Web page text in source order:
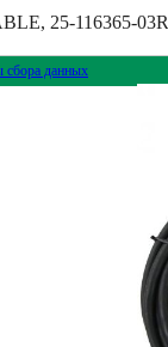
25-116365-03R
сбора данных